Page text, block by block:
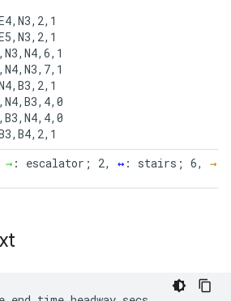
→ : escalator; 2, ↔ : stairs; 6, →